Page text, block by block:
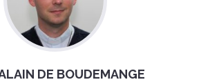
DE BOUDEMANGE